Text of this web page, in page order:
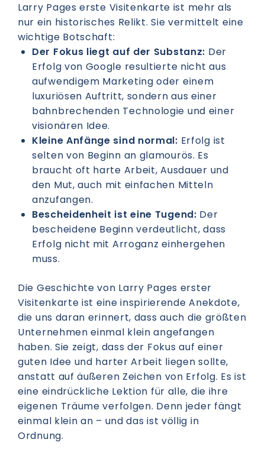
Larry Pages erste Visitenkarte ist mehr als
nur ein historisches Relikt. Sie vermittelt eine
wichtige Botschaft:
Der Fokus liegt auf der Substanz: Der
Erfolg von Google resultierte nicht aus
aufwendigem Marketing oder einem
luxuriösen Auftritt, sondern aus einer
bahnbrechenden Technologie und einer
visionären Idee.
Kleine Anfänge sind normal: Erfolg ist
selten von Beginn an glamourös. Es
braucht oft harte Arbeit, Ausdauer und
den Mut, auch mit einfachen Mitteln
anzufangen.
Bescheidenheit ist eine Tugend: Der
bescheidene Beginn verdeutlicht, dass
Erfolg nicht mit Arroganz einhergehen
muss.
Die Geschichte von Larry Pages erster
Visitenkarte ist eine inspirierende Anekdote,
die uns daran erinnert, dass auch die größten
Unternehmen einmal klein angefangen
haben. Sie zeigt, dass der Fokus auf einer
guten Idee und harter Arbeit liegen sollte,
anstatt auf äußeren Zeichen von Erfolg. Es ist
eine eindrückliche Lektion für alle, die ihre
eigenen Träume verfolgen. Denn jeder fängt
einmal klein an – und das ist völlig in
Ordnung.